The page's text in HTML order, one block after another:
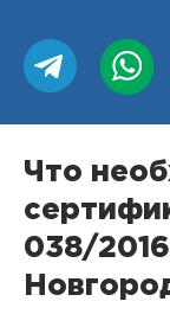
Что
038/